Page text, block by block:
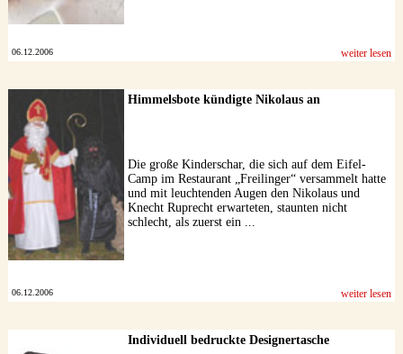
06.12.2006 weiter lesen
Himmelsbote kündigte Nikolaus an
Die große Kinderschar, die sich auf dem Eifel-
Camp im Restaurant „Freilinger“ versammelt hatte
und mit leuchtenden Augen den Nikolaus und
Knecht Ruprecht erwarteten, staunten nicht
schlecht, als zuerst ein ...
06.12.2006 weiter lesen
Individuell bedruckte Designertasche